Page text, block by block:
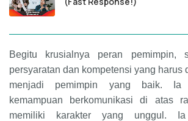
Begitu krusialnya peran pemimpin,
persyaratan dan kompetensi yang harus
menjadi pemimpin yang baik. Ia
kemampuan berkomunikasi di atas
memiliki karakter yang unggul.